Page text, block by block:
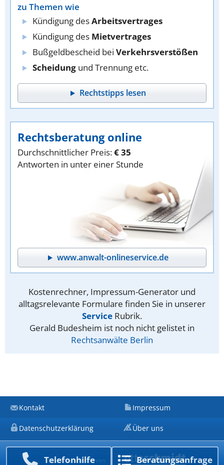
zu Themen wie
Kündigung desArbeitsvertrages
Kündigung des Mietvertrages
Bußgeldbescheid bei Verkehrsverstößen
Scheidung und Trennung etc.
Rechtstipps lesen
Rechtsberatung online
Durchschnittlicher Preis:€ 35
Antworten in unter einer Stunde
www.anwalt-onlineservice.de
Kostenrechner, Impressum-Generator und
alltagsrelevante Formulare finden Sie in unserer
Service Rubrik.
Gerald Budesheim ist noch nicht gelistet in
Rechtsanwälte Berlin
Telefon­hilfe Beratungs­anfrage
Kontakt Impressum
Datenschutzerklärung Über uns
Ein Unternehmen von